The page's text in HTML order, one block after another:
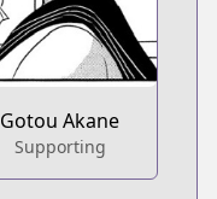
Gotou Akane
Supporting